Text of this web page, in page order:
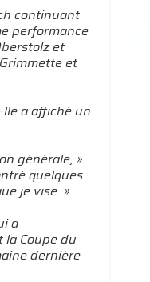
continuant
performance
et
et
a affiché un
générale, »
quelques
je vise. »
a
Coupe du
dernière